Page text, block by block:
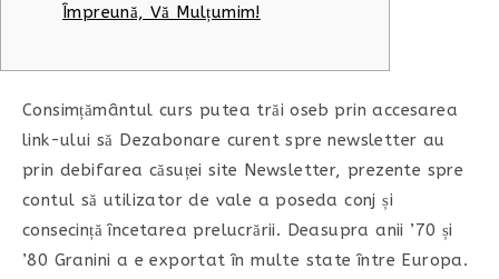
Împreună, Vă Mulțumim!
Consimțământul curs putea trăi oseb prin accesarea
link-ului să Dezabonare curent spre newsletter au
prin debifarea căsuței site Newsletter, prezente spre
contul să utilizator de vale a poseda conj și
consecință încetarea prelucrării. Deasupra anii ’70 și
’80 Granini a e exportat în multe state între Europa.